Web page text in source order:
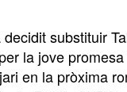
substituir
la jove
en la pròxima